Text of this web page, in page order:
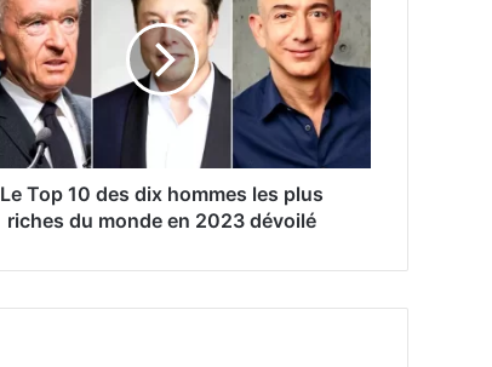
Le Top 10 des dix hommes les plus
riches du monde en 2023 dévoilé